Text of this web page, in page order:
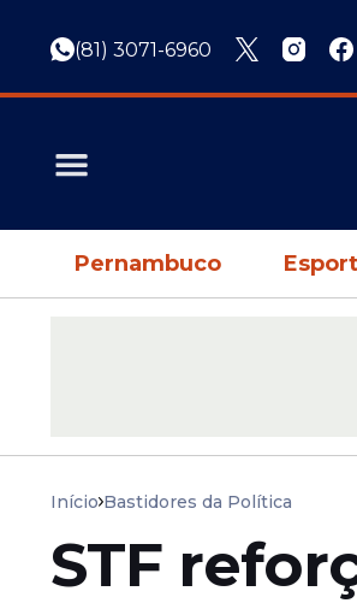
(81) 3071-6960
Pernambuco
Início Bastidores da Política
STF